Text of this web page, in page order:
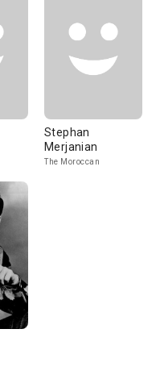
Stephan
Merjanian
The Moroccan